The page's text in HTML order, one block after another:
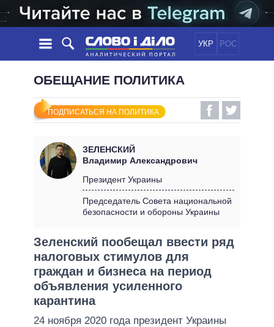
УКР РОС
НОВОСТИ
ЛЕНТА
СОБЫТИЯ
СТАТЬИ
МНЕНИЯ
ОБЗОРЫ
ДАЙДЖЕСТЫ
ПОЛИТИКА
ЭКОНОМИКА
МИР
ОБЕЩАНИЯ
ВСЕ ПОЛИТИКИ
ПРЕЗИДЕНТ И ОФИС
КАБИНЕТ МИНИСТРОВ
МЭРЫ
ВСЕ ПЕРСОНЫ
ИНФОГРАФИКА
ВИДЕО
ПОДДЕРЖАТЬ
СРАВНЕНИЕ ПОЛИТИКОВ
ОБЕЩАНИЕ ПОЛИТИКА
ПОДПИСАТЬСЯ НА ПОЛИТИКА
ЗЕЛЕНСКИЙ
Владимир Александрович
Президент Украины
Председатель Совета национальной
безопасности и обороны Украины
Зеленский пообещал ввести ряд
налоговых стимулов для
граждан и бизнеса на период
объявления усиленного
карантина
24 ноября 2020 года президент Украины